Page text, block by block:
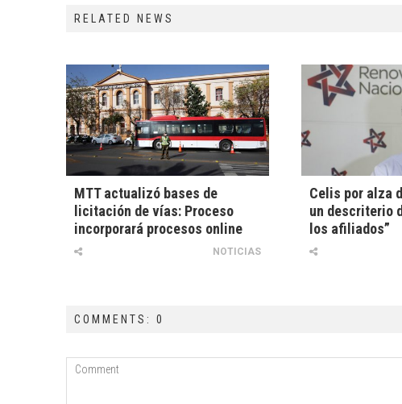
RELATED NEWS
MTT actualizó bases de
licitación de vías: Proceso
incorporará procesos online
NOTICIAS
Celis por alza
un descriterio
los afiliados”
COMMENTS: 0